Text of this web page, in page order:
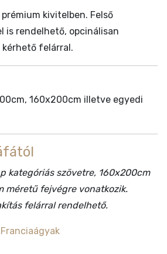
kivitelben. Felső
is rendelhető, opcinálisan
felárral.
160x200cm illetve egyedi
kategóriás szövetre, 160x200cm
méretű fejvégre vonatkozik.
felárral rendelhető.